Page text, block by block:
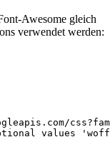
Awesome gleich
verwendet werden: